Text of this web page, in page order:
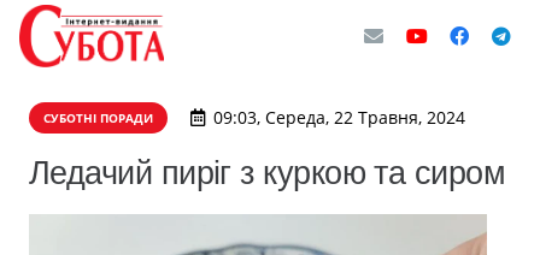
СУБОТНІ ПОРАДИ 09:03, Середа, 22 Травня, 2024
Ледачий пиріг з куркою та сиром